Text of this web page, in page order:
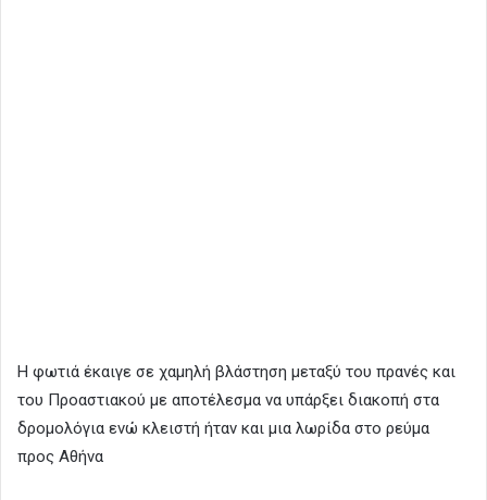
Η φωτιά έκαιγε σε χαμηλή βλάστηση μεταξύ του πρανές και
του Προαστιακού με αποτέλεσμα να υπάρξει διακοπή στα
δρομολόγια ενώ κλειστή ήταν και μια λωρίδα στο ρεύμα
προς Αθήνα